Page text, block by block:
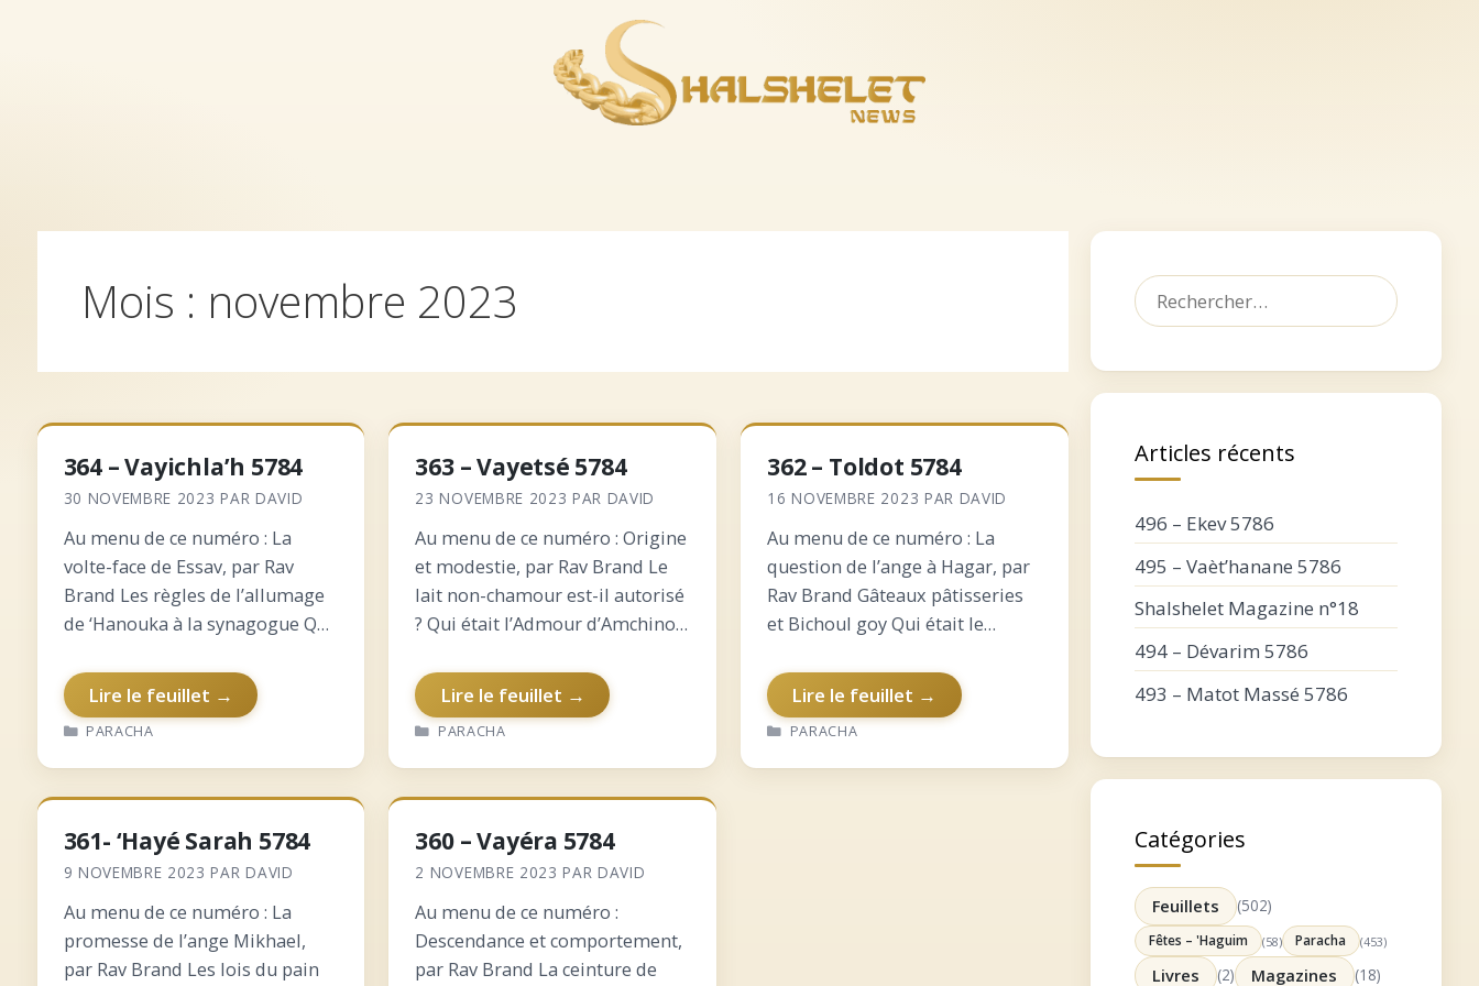
Mois : novembre 2023
364 – Vayichla’h 5784
30 NOVEMBRE 2023 PAR DAVID
Au menu de ce numéro : La
volte-face de Essav, par Rav
Brand Les règles de l’allumage
de ‘Hanouka à la synagogue Qui
Weissmandel ? La dichotomie
entre Essav et Yaacov Pourquoi
Yaacov avinou a-t-il…
Lire le feuillet →
CATÉGORIES
PARACHA
363 – Vayetsé 5784
23 NOVEMBRE 2023 PAR DAVID
Au menu de ce numéro : Origine
et modestie, par Rav Brand Le
lait non-chamour est-il autorisé
? Qui était l’Admour d’Amchinov
et élévation Agent immobilier
et commission, par Rav
Zilberstein L’importance de
l’union…
Lire le feuillet →
CATÉGORIES
PARACHA
362 – Toldot 5784
16 NOVEMBRE 2023 PAR DAVID
Au menu de ce numéro : La
question de l’ange à Hagar, par
Rav Brand Gâteaux pâtisseries
et Bichoul goy Qui était le
entre Yits’hak et Avraham
Pourquoi le Yetser Hatov n’est
reçu qu’à la Bar…
Lire le feuillet →
CATÉGORIES
PARACHA
361- ‘Hayé Sarah 5784
9 NOVEMBRE 2023 PAR DAVID
Au menu de ce numéro : La
promesse de l’ange Mikhael,
par Rav Brand Les lois du pain
360 – Vayéra 5784
2 NOVEMBRE 2023 PAR DAVID
Au menu de ce numéro :
Descendance et comportement,
par Rav Brand La ceinture de
Rechercher :
Articles récents
496 – Ekev 5786
495 – Vaèt’hanane 5786
Shalshelet Magazine n°18
494 – Dévarim 5786
493 – Matot Massé 5786
Catégories
Feuillets (502)
Fêtes – 'Haguim (58) Paracha (453)
Livres (2) Magazines (18)